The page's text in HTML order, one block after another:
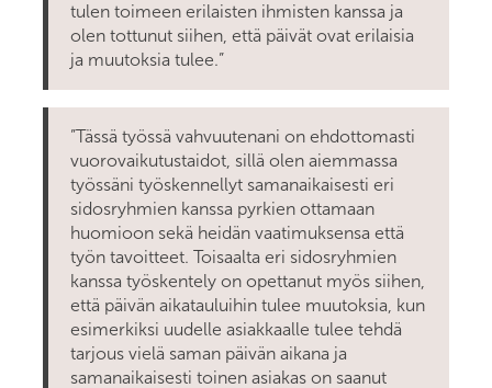
tulen toimeen erilaisten ihmisten kanssa ja
olen tottunut siihen, että päivät ovat erilaisia
ja muutoksia tulee.”
”Tässä työssä vahvuutenani on ehdottomasti
vuorovaikutustaidot, sillä olen aiemmassa
työssäni työskennellyt samanaikaisesti eri
sidosryhmien kanssa pyrkien ottamaan
huomioon sekä heidän vaatimuksensa että
työn tavoitteet. Toisaalta eri sidosryhmien
kanssa työskentely on opettanut myös siihen,
että päivän aikatauluihin tulee muutoksia, kun
esimerkiksi uudelle asiakkaalle tulee tehdä
tarjous vielä saman päivän aikana ja
samanaikaisesti toinen asiakas on saanut